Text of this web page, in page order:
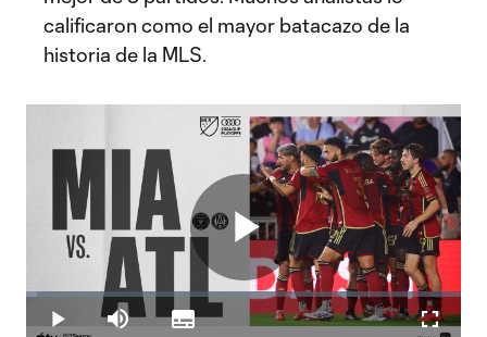
calificaron como el mayor batacazo de la
historia de la MLS.
Play
Play Mute
Loaded
2.41%
Subtitles